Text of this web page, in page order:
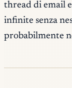
thread di email
infinite senza
probabilmente